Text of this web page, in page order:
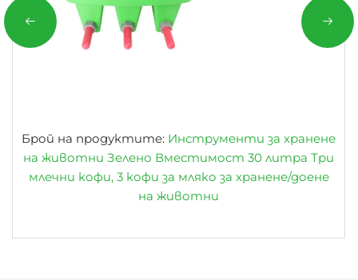
Брой на продуктите: Инструменти за хранене
на животни Зелено Вместимост 30 литра Три
млечни кофи, 3 кофи за мляко за хранене/доене
на животни